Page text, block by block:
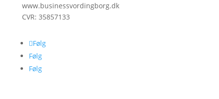
www.businessvordingborg.dk
CVR: 35857133
Følg
Følg
Følg